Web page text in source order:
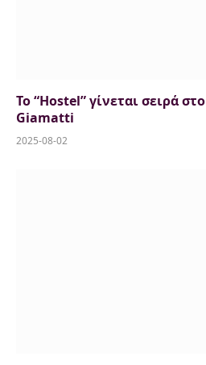
Το “Hostel” γίνεται σειρά
Giamatti
2025-08-02